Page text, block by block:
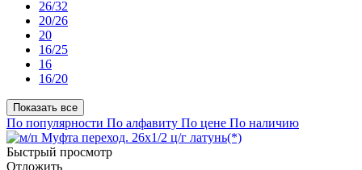
26/32
20/26
20
16/25
16
16/20
Показать все
По популярности По алфавиту По цене По наличию
Быстрый просмотр
Отложить